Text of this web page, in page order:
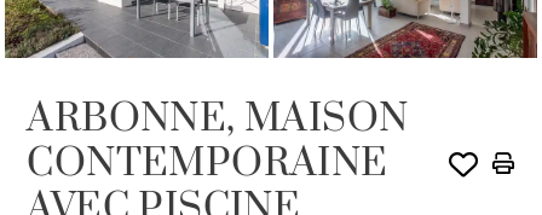
ARBONNE, MAISON
CONTEMPORAINE